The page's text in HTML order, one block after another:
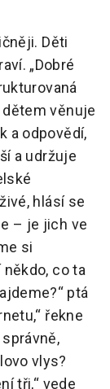
Děti
„Dobré
věnuje
a odpovědí,
a udržuje
hlásí se
– je jich ve
si
co ta
ptá
řekne
správně,
vlys?
tři,“ vede